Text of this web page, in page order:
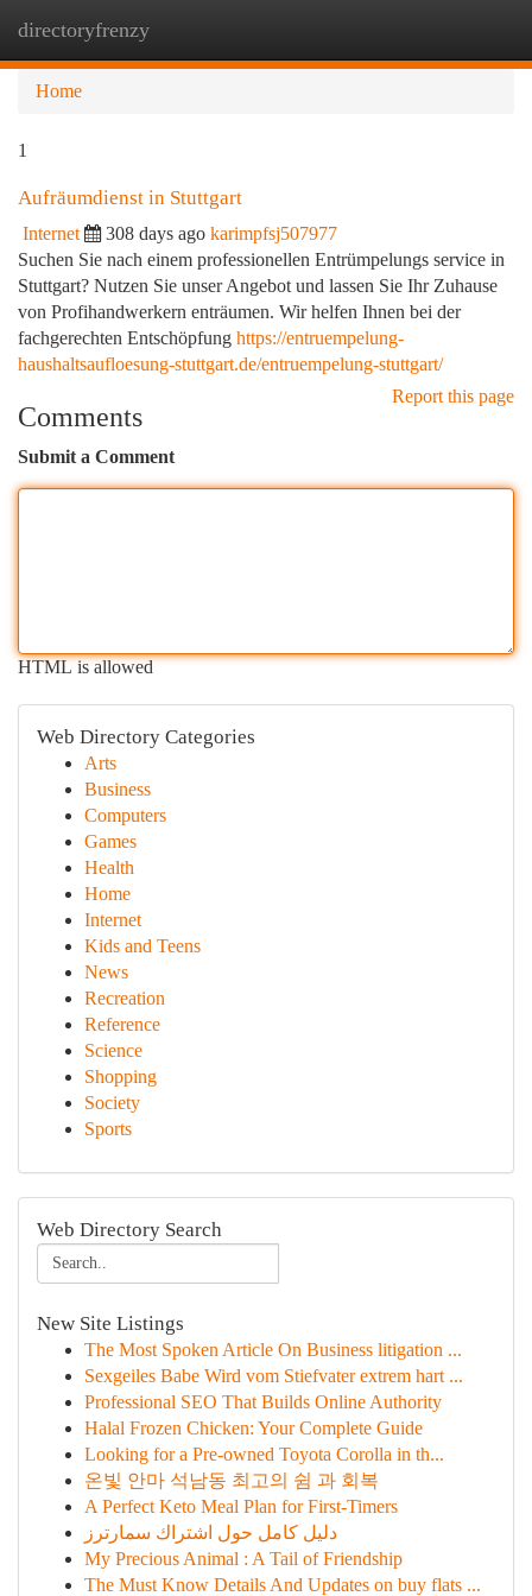
directoryfrenzy
Home
1
Aufräumdienst in Stuttgart
Internet 308 days ago karimpfsj507977
Suchen Sie nach einem professionellen Entrümpelungs service in
Stuttgart? Nutzen Sie unser Angebot und lassen Sie Ihr Zuhause
von Profihandwerkern enträumen. Wir helfen Ihnen bei der
fachgerechten Entschöpfung https://entruempelung-
haushaltsaufloesung-stuttgart.de/entruempelung-stuttgart/
Report this page
Comments
Submit a Comment
HTML is allowed
Web Directory Categories
Arts
Business
Computers
Games
Health
Home
Internet
Kids and Teens
News
Recreation
Reference
Science
Shopping
Society
Sports
Web Directory Search
New Site Listings
The Most Spoken Article On Business litigation ...
Sexgeiles Babe Wird vom Stiefvater extrem hart ...
Professional SEO That Builds Online Authority
Halal Frozen Chicken: Your Complete Guide
Looking for a Pre-owned Toyota Corolla in th...
온빛 안마 석남동 최고의 쉼 과 회복
A Perfect Keto Meal Plan for First-Timers
دليل كامل حول اشتراك سمارترز
My Precious Animal : A Tail of Friendship
The Must Know Details And Updates on buy flats ...